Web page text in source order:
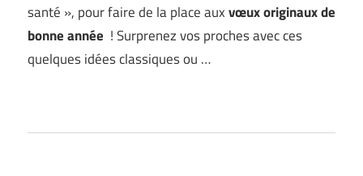
santé », pour faire de la place auxvœux originaux de
bonne année ! Surprenez vos proches avec ces
quelques idées classiques ou …